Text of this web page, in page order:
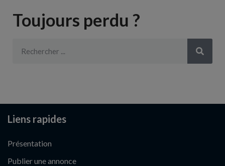
Toujours perdu ?
Liens rapides
Présentation
Publier une annonce